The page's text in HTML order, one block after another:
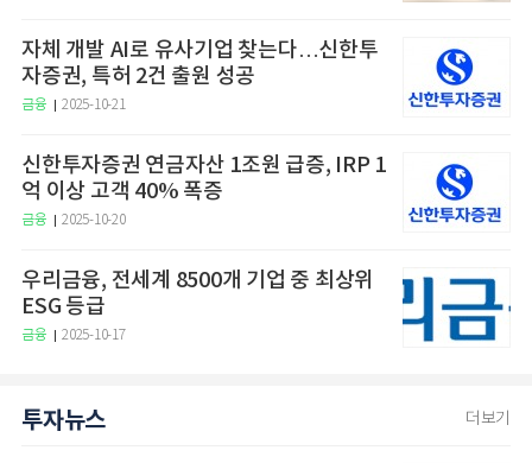
자체 개발 AI로 유사기업 찾는다…신한투
자증권, 특허 2건 출원 성공
금융 2025-10-21
신한투자증권 연금자산 1조원 급증, IRP 1
억 이상 고객 40% 폭증
금융 2025-10-20
우리금융, 전세계 8500개 기업 중 최상위
ESG 등급
금융 2025-10-17
투자뉴스 더보기